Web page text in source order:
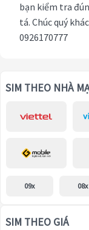
bạn kiểm tra
tá. Chúc quý
0926170777
SIM THEO NHÀ
09x 08x
SIM THEO GIÁ